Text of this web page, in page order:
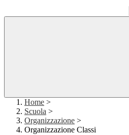
Home >
Scuola >
Organizzazione >
Organizzazione Classi